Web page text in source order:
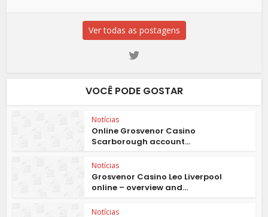
Ver todas as postagens
VOCÊ PODE GOSTAR
Notícias
Online Grosvenor Casino
Scarborough account...
Notícias
Grosvenor Casino Leo Liverpool
online – overview and...
Notícias